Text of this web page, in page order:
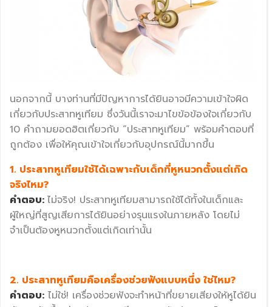
นอกจากนี้ บางท่านที่มีปัญหาการได้ยินอาจมีความเข้าใจผิด
เกี่ยวกับประสาทหูเทียม ซึ่งวันนี้เราจะมาไขข้อข้องใจเกี่ยวกับ
10 คำถามยอดฮิตเกี่ยวกับ “ประสาทหูเทียม” พร้อมคำตอบที่
ถูกต้อง เพื่อให้คุณเข้าใจเกี่ยวกับอุปกรณ์นี้มากขึ้น
1. ประสาทหูเทียมใช้ได้เฉพาะกับเด็กที่หูหนวกตั้งแต่เกิด
จริงไหม?
คำตอบ: ไม่จริง! ประสาทหูเทียมสามารถใช้ได้ทั้งในเด็กและ
ผู้ใหญ่ที่สูญเสียการได้ยินอย่างรุนแรงในภายหลัง โดยไม่
จำเป็นต้องหูหนวกตั้งแต่เกิดเท่านั้น
2. ประสาทหูเทียมคือเครื่องช่วยฟังแบบหนึ่ง ใช่ไหม?
คำตอบ: ไม่ใช่! เครื่องช่วยฟังจะทำหน้าที่ขยายเสียงให้หูได้ยิน